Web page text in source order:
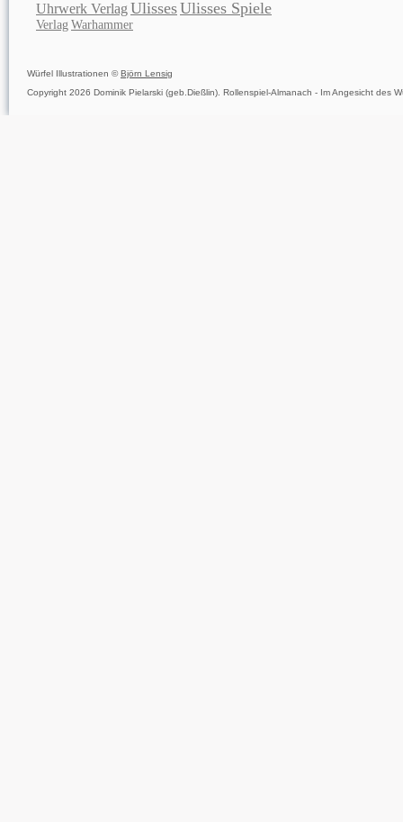
Uhrwerk Verlag UlissesUlisses Spiele
Verlag Warhammer
Würfel Illustrationen ©Björn Lensig
Copyright 2026 Dominik Pielarski (geb.Dießlin). Rollenspiel-Almanach - Im Angesicht des